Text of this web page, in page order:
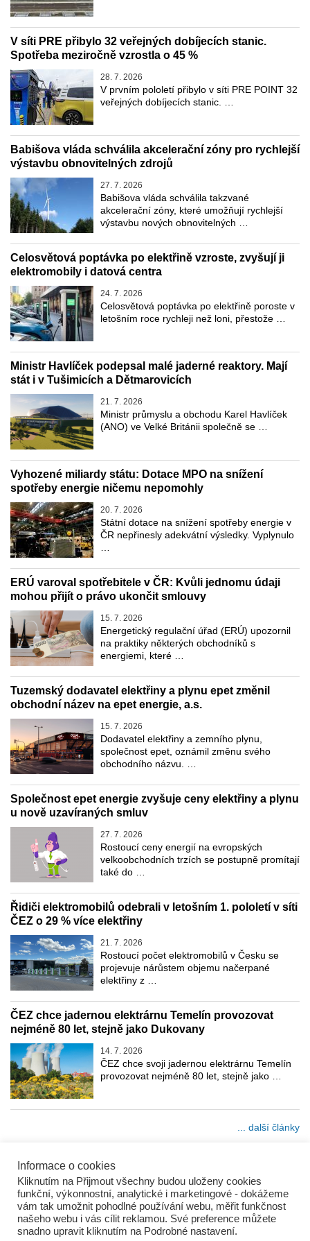
V síti PRE přibylo 32 veřejných dobíjecích stanic.
Spotřeba meziročně vzrostla o 45 %
28. 7. 2026
V prvním pololetí přibylo v síti PRE POINT 32
veřejných dobíjecích stanic. …
Babišova vláda schválila akcelerační zóny pro rychlejší
výstavbu obnovitelných zdrojů
27. 7. 2026
Babišova vláda schválila takzvané
akcelerační zóny, které umožňují rychlejší
výstavbu nových obnovitelných …
Celosvětová poptávka po elektřině vzroste, zvyšují ji
elektromobily i datová centra
24. 7. 2026
Celosvětová poptávka po elektřině poroste v
letošním roce rychleji než loni, přestože …
Ministr Havlíček podepsal malé jaderné reaktory. Mají
stát i v Tušimicích a Dětmarovicích
21. 7. 2026
Ministr průmyslu a obchodu Karel Havlíček
(ANO) ve Velké Británii společně se …
Vyhozené miliardy státu: Dotace MPO na snížení
spotřeby energie ničemu nepomohly
20. 7. 2026
Státní dotace na snížení spotřeby energie v
ČR nepřinesly adekvátní výsledky. Vyplynulo
ERÚ varoval spotřebitele v ČR: Kvůli jednomu údaji
mohou přijít o právo ukončit smlouvy
15. 7. 2026
Energetický regulační úřad (ERÚ) upozornil
na praktiky některých obchodníků s
energiemi, které …
Tuzemský dodavatel elektřiny a plynu epet změnil
obchodní název na epet energie, a.s.
15. 7. 2026
Dodavatel elektřiny a zemního plynu,
společnost epet, oznámil změnu svého
obchodního názvu. …
Společnost epet energie zvyšuje ceny elektřiny a plynu
u nově uzavíraných smluv
27. 7. 2026
Rostoucí ceny energií na evropských
velkoobchodních trzích se postupně promítají
také do …
Řidiči elektromobilů odebrali v letošním 1. pololetí v síti
ČEZ o 29 % více elektřiny
21. 7. 2026
Rostoucí počet elektromobilů v Česku se
projevuje nárůstem objemu načerpané
elektřiny z …
ČEZ chce jadernou elektrárnu Temelín provozovat
nejméně 80 let, stejně jako Dukovany
14. 7. 2026
ČEZ chce svoji jadernou elektrárnu Temelín
provozovat nejméně 80 let, stejně jako …
... další články
Informace o cookies
Kliknutím na Přijmout všechny budou uloženy cookies
funkční, výkonnostní, analytické i marketingové - dokážeme
vám tak umožnit pohodlné používání webu, měřit funkčnost
našeho webu i vás cílit reklamou. Své preference můžete
snadno upravit kliknutím na Podrobné nastavení.